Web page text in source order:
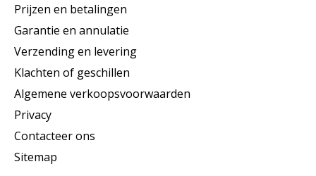
Prijzen en betalingen
Garantie en annulatie
Verzending en levering
Klachten of geschillen
Algemene verkoopsvoorwaarden
Privacy
Contacteer ons
Sitemap